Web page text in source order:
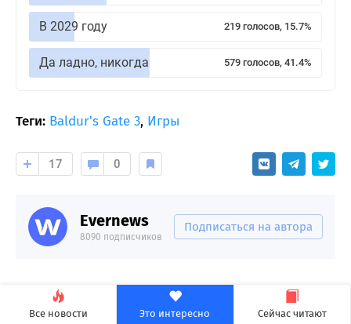
Все новости Это интересно Сейчас читают
В 2029 году 219 голосов, 15.7%
Да ладно, никогда 579 голосов, 41.4%
Теги: Baldur's Gate 3, Игры
17 0
Evernews
8090 подписчиков
Подписаться на автора